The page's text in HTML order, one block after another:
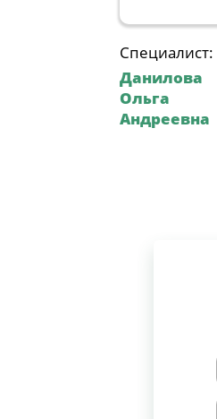
Специалист:
Данилова
Ольга
Андреевна